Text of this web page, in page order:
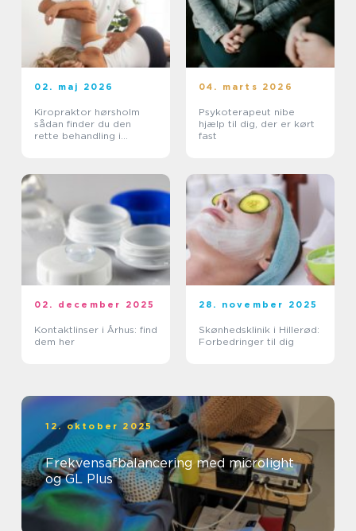
02. maj 2026
Kiropraktor hørsholm
sådan finder du den
rette behandling i
04. marts 2026
Psykoterapeut nibe
hjælp til dig, der er kørt
fast
02. december 2025
Kontaktlinser i Århus: find
dem her
28. november 2025
Skønhedsklinik i Hillerød:
Forbedringer til dig
12. oktober 2025
Frekvensafbalancering med microlight
og GL Plus